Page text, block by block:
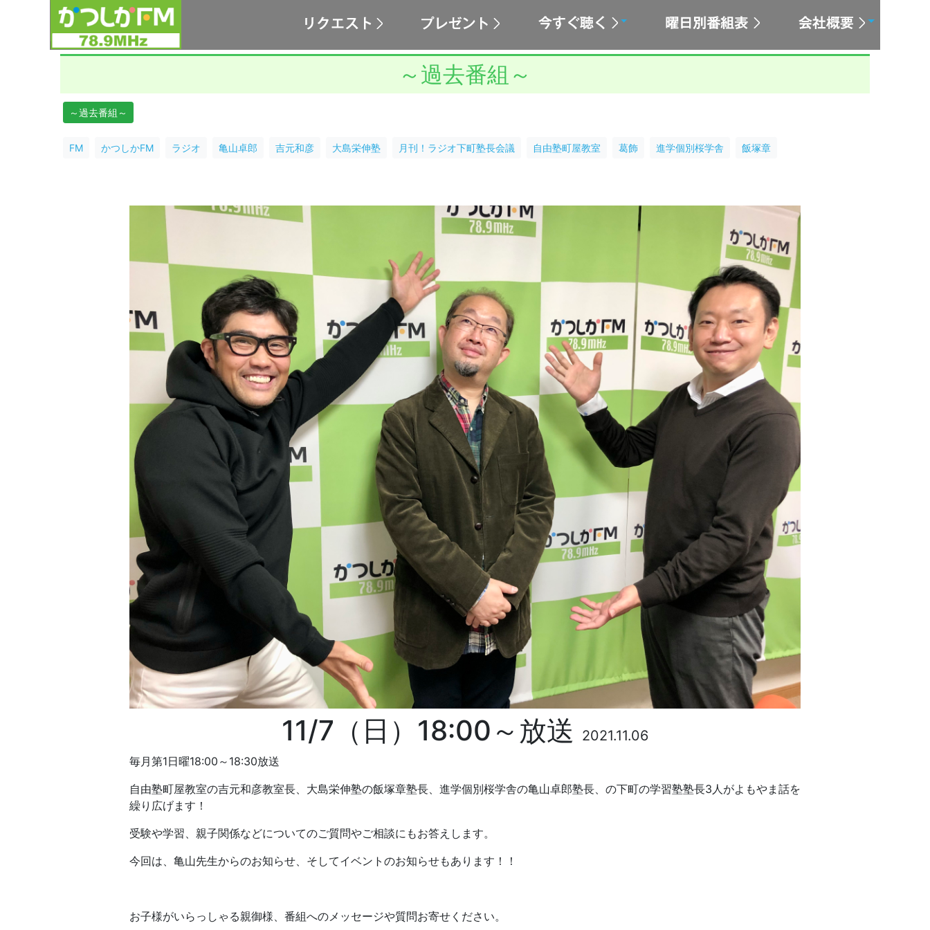
～過去番組～
～過去番組～
FM かつしかFM ラジオ 亀山卓郎 吉元和彦 大島栄伸塾 月刊！ラジオ下町塾長会議 自由塾町屋教室 葛飾 進学個別桜学舎 飯塚章
11/7（日）18:00～放送 2021.11.06
毎月第1日曜18:00～18:30放送
自由塾町屋教室の吉元和彦教室長、大島栄伸塾の飯塚章塾長、進学個別桜学舎の亀山卓郎塾長、の下町の学習塾塾長3人がよもやま話を
繰り広げます！
受験や学習、親子関係などについてのご質問やご相談にもお答えします。
今回は、亀山先生からのお知らせ、そしてイベントのお知らせもあります！！
お子様がいらっしゃる親御様、番組へのメッセージや質問お寄せください。